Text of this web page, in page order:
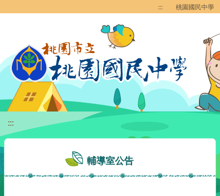
::: 桃園國民中學
:::
輔導室公告